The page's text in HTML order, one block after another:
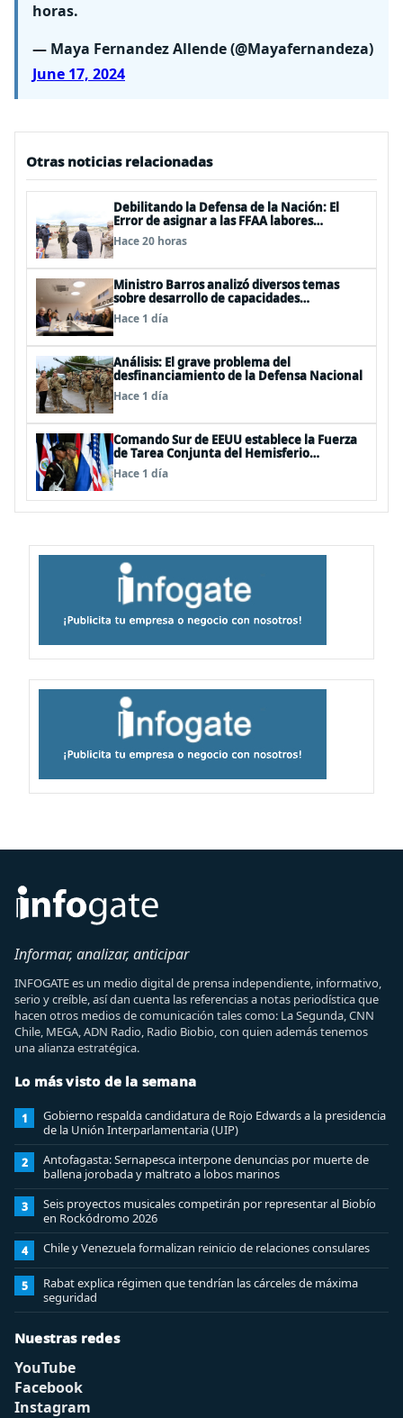
horas.
— Maya Fernandez Allende (@Mayafernandeza)
June 17, 2024
Otras noticias relacionadas
Debilitando la Defensa de la Nación: El
Error de asignar a las FFAA labores
policiales
Hace 20 horas
Ministro Barros analizó diversos temas
sobre desarrollo de capacidades
estratégicas en sesión del Consejo de
Política Espacial
Hace 1 día
Análisis: El grave problema del
desfinanciamiento de la Defensa Nacional
Hace 1 día
Comando Sur de EEUU establece la Fuerza
de Tarea Conjunta del Hemisferio
Occidental: Incluye a Chile
Hace 1 día
Informar, analizar, anticipar
INFOGATE es un medio digital de prensa independiente, informativo,
serio y creíble, así dan cuenta las referencias a notas periodística que
hacen otros medios de comunicación tales como: La Segunda, CNN
Chile, MEGA, ADN Radio, Radio Biobio, con quien además tenemos
una alianza estratégica.
Lo más visto de la semana
1
Gobierno respalda candidatura de Rojo Edwards a la presidencia
de la Unión Interparlamentaria (UIP)
2
Antofagasta: Sernapesca interpone denuncias por muerte de
ballena jorobada y maltrato a lobos marinos
3
Seis proyectos musicales competirán por representar al Biobío
en Rockódromo 2026
4 Chile y Venezuela formalizan reinicio de relaciones consulares
5
Rabat explica régimen que tendrían las cárceles de máxima
seguridad
Nuestras redes
YouTube
Facebook
Instagram